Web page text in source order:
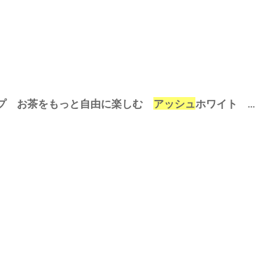
お茶をもっと自由に楽しむ アッシュホワイト クリアグレー エバーグリーン